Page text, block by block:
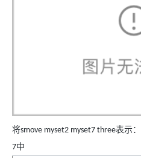
将smove myset2 myset7 three表示：
7中